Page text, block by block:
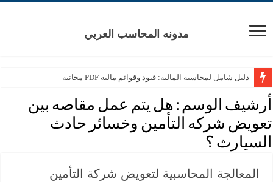
مدونه المحاسب العربي
دليل شامل لمحاسبة المالية: قيود وقوائم مالية PDF مجانية
أرشيف الوسم : هل يتم عمل مقاصه بين
تعويض شركه التأمين وخسائر حادث
السيارث ؟
المعالجة المحاسبية لتعويض شركة التأمين